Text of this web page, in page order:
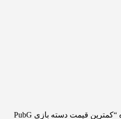
محصولات برچسب خورده “کمترین قیمت دسته بازی PubG